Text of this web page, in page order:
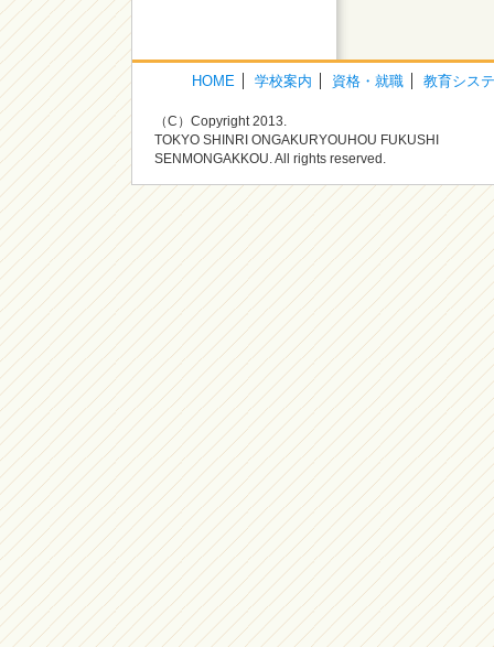
HOME 学校案内 資格・就職 教育シス
（C）Copyright 2013.
TOKYO SHINRI ONGAKURYOUHOU FUKUSHI
SENMONGAKKOU. All rights reserved.